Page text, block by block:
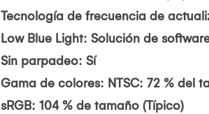
Tecnología de frecuencia de
Low Blue Light: Solución de
Sin parpadeo: Sí
Gama de colores: NTSC: 72 % del
sRGB: 104 % de tamaño (Típico)